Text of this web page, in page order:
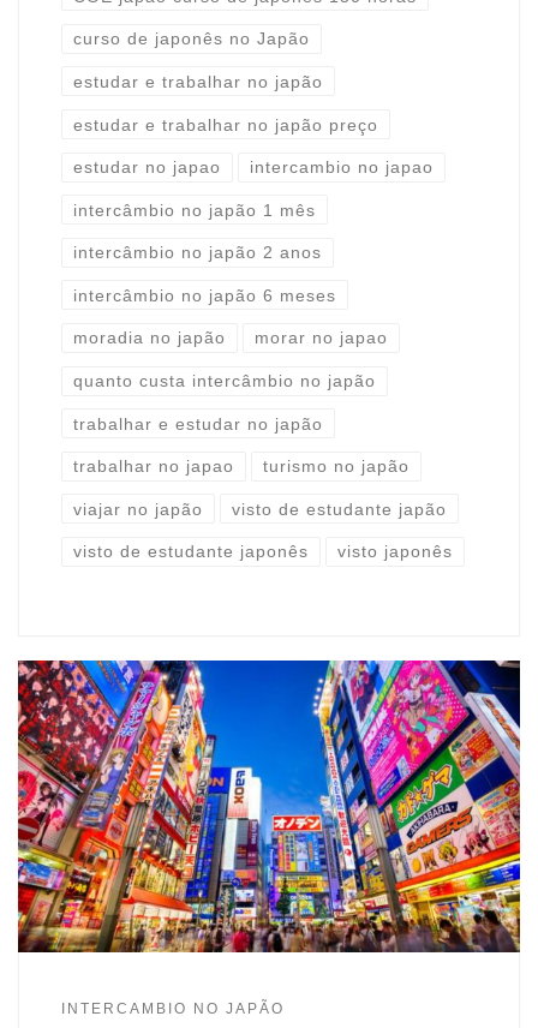
curso de japonês no Japão
estudar e trabalhar no japão
estudar e trabalhar no japão preço
estudar no japao intercambio no japao
intercâmbio no japão 1 mês
intercâmbio no japão 2 anos
intercâmbio no japão 6 meses
moradia no japão morar no japao
quanto custa intercâmbio no japão
trabalhar e estudar no japão
trabalhar no japao turismo no japão
viajar no japão visto de estudante japão
visto de estudante japonês visto japonês
INTERCAMBIO NO JAPÃO